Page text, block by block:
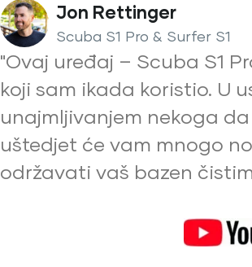
Jon Rettinger
Scuba S1 Pro & Surfer S1
"Ovaj uređaj – Scuba S1
koji sam ikada koristio. U
unajmljivanjem nekoga
uštedjet će vam mnogo
održavati vaš bazen